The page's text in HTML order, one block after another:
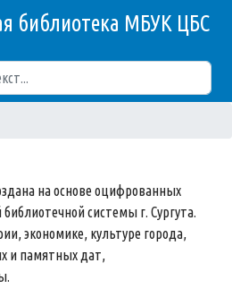
библиотека МБУК ЦБС
на основе оцифрованных
системы г. Сургута.
экономике, культуре города,
и памятных дат,